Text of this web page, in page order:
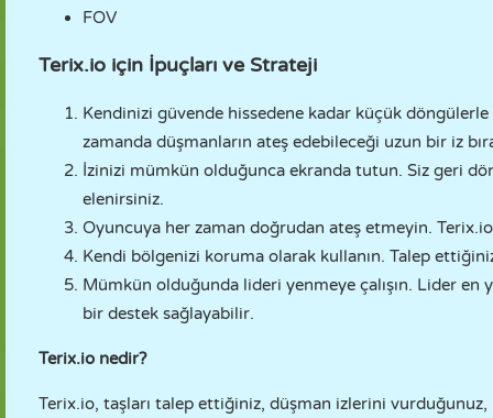
FOV
Terix.io için İpuçları ve Strateji
Kendinizi güvende hissedene kadar küçük
zamanda düşmanların ateş edebileceği uzun bir iz
İzinizi mümkün olduğunca ekranda tutun. Siz geri
elenirsiniz.
Oyuncuya her zaman doğrudan ateş etmeyin.
Kendi bölgenizi koruma olarak kullanın. Talep
Mümkün olduğunda lideri yenmeye çalışın. Lider en
bir destek sağlayabilir.
Terix.io nedir?
Terix.io, taşları talep ettiğiniz, düşman izlerini